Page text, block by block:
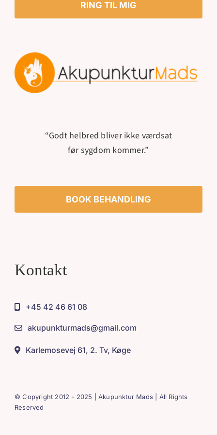
RING TIL MIG
“Godt helbred bliver ikke værdsat
før sygdom kommer.”
BOOK BEHANDLING
Kontakt
+45 42 46 61 08
akupunkturmads@gmail.com
Karlemosevej 61, 2. Tv, Køge
© Copyright 2012 - 2025 | Akupunktur Mads | All Rights
Reserved